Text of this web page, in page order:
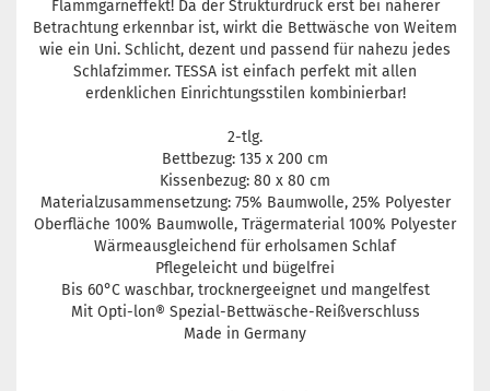
Flammgarneffekt! Da der Strukturdruck erst bei näherer
Betrachtung erkennbar ist, wirkt die Bettwäsche von Weitem
wie ein Uni. Schlicht, dezent und passend für nahezu jedes
Schlafzimmer. TESSA ist einfach perfekt mit allen
erdenklichen Einrichtungsstilen kombinierbar!
2-tlg.
Bettbezug: 135 x 200 cm
Kissenbezug: 80 x 80 cm
Materialzusammensetzung: 75% Baumwolle, 25% Polyester
Oberfläche 100% Baumwolle, Trägermaterial 100% Polyester
Wärmeausgleichend für erholsamen Schlaf
Pflegeleicht und bügelfrei
Bis 60°C waschbar, trocknergeeignet und mangelfest
Mit Opti-lon® Spezial-Bettwäsche-Reißverschluss
Made in Germany